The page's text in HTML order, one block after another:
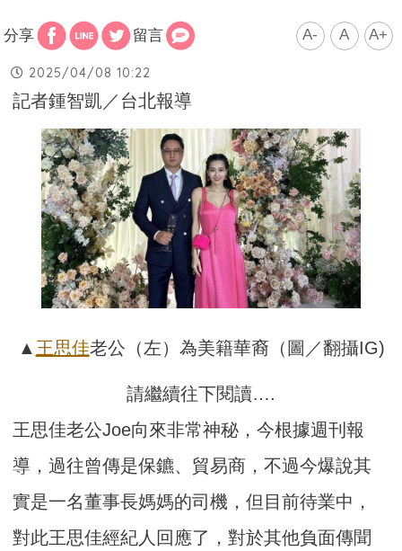
分享 留言 A- A A+
2025/04/08 10:22
記者鍾智凱／台北報導
▲王思佳老公（左）為美籍華裔（圖／翻攝IG)
請繼續往下閱讀….
王思佳老公Joe向來非常神秘，今根據週刊報
導，過往曾傳是保鑣、貿易商，不過今爆說其
實是一名董事長媽媽的司機，但目前待業中，
對此王思佳經紀人回應了，對於其他負面傳聞